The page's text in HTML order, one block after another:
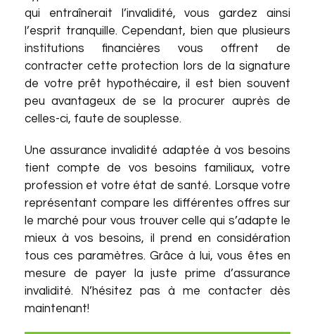
qui entraînerait l’invalidité, vous gardez ainsi
l’esprit tranquille. Cependant, bien que plusieurs
institutions financières vous offrent de
contracter cette protection lors de la signature
de votre prêt hypothécaire, il est bien souvent
peu avantageux de se la procurer auprès de
celles-ci, faute de souplesse.
Une assurance invalidité adaptée à vos besoins
tient compte de vos besoins familiaux, votre
profession et votre état de santé. Lorsque votre
représentant compare les différentes offres sur
le marché pour vous trouver celle qui s’adapte le
mieux à vos besoins, il prend en considération
tous ces paramètres. Grâce à lui, vous êtes en
mesure de payer la juste prime d’assurance
invalidité. N’hésitez pas à me contacter dès
maintenant!